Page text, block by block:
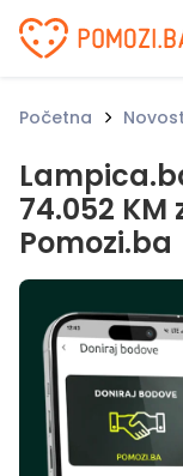
Udruženje
Početna
74.052
Pomozi.ba